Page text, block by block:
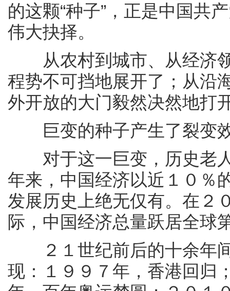
的这颗“种子”，正是中国共
伟大抉择。
从农村到城市、从经济领
程势不可挡地展开了；从沿
外开放的大门毅然决然地打
巨变的种子产生了裂变
对于这一巨变，历史老人
年来，中国经济以近１０％
发展历史上绝无仅有。在２
际，中国经济总量跃居全球
２１世纪前后的十余年间
现：１９９７年，香港回归